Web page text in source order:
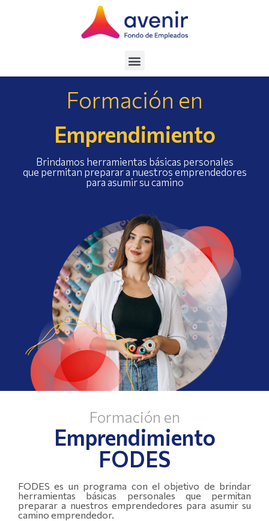
Formación en
Emprendimiento
Brindamos herramientas básicas personales
que permitan preparar a nuestros emprendedores
para asumir su camino
Formación en
Emprendimiento
FODES
FODES es un programa con el objetivo de brindar
herramientas básicas personales que permitan
preparar a nuestros emprendedores para asumir su
camino emprendedor.